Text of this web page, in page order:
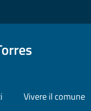
Vivere il comune